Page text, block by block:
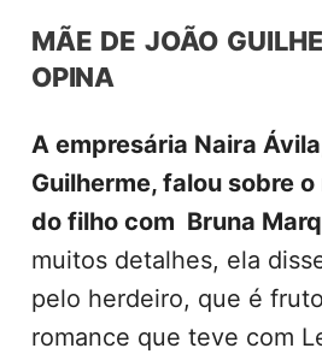
MÃE DE JOÃO
OPINA
A empresária Naira
Guilherme, falou sobre
do filho com Bruna
muitos detalhes, ela
pelo herdeiro, que é
romance que teve com